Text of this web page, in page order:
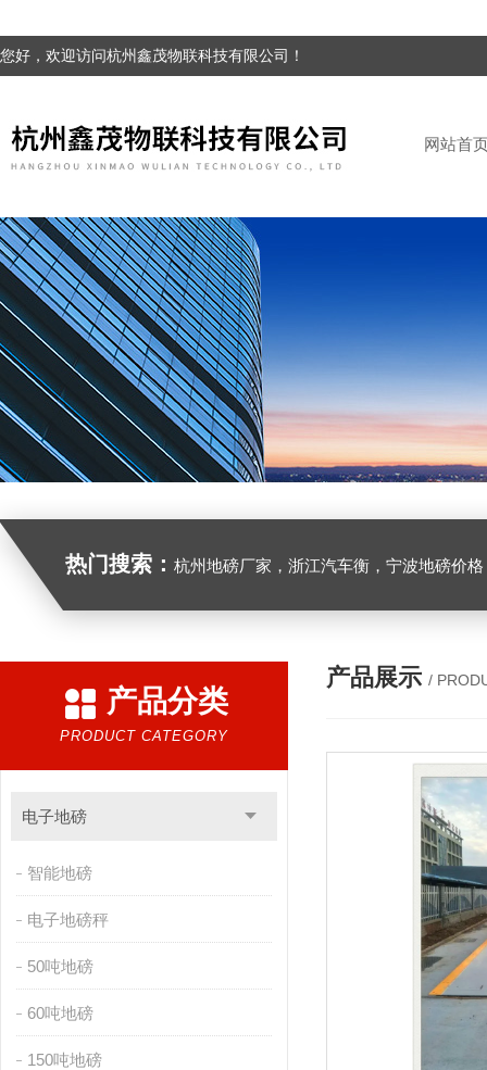
您好，欢迎访问杭州鑫茂物联科技有限公司！
网站首
热门搜索： 杭州地磅厂家，浙江汽车衡，宁波地磅价格，浙江地
产品分类
PRODUCT CATEGORY
电子地磅
智能地磅
电子地磅秤
50吨地磅
60吨地磅
150吨地磅
产品展示 /